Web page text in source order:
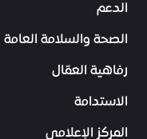
الدعم
الصحة والسلامة العامة
رفاهية العمّال
الاستدامة
المركز الإعلامي